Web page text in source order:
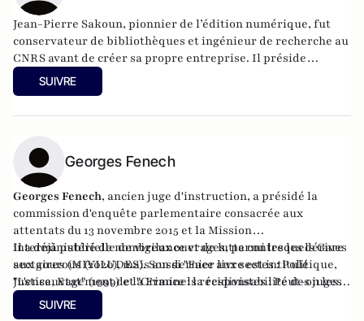
Jean-Pierre Sakoun, pionnier de l’édition numérique, fut
conservateur de bibliothèques et ingénieur de recherche au
CNRS avant de créer sa propre entreprise. Il préside
l’association Unité Laïque. Il est à l’origine de l’initiative
pour l’entrée de Missak Manouchian au Panthéon. Il est
SUIVRE
Georges Fenech
Georges Fenech, ancien juge d'instruction, a présidé la
commission d'enquête parlementaire consacrée aux
attentats du 13 novembre 2015 et la Mission
interministérielle de vigilance et de lutte contre les dérives
sectaires (MIVILUDES). Son dernier livre est intitulé
"L'ensauvagement de la France : la responsabilité des juges
et des politiques" (2023) aux éditions du Rocher.
Il a déjà publié de nombreux ouvrages, parmi lesquels Gare
aux gourous (2020), mais aussi "Face aux sectes : Politique,
Justice, Etat" (1999) et "Criminels récidivistes : Peut-on les
laisser sortir ?
" (2007).
SUIVRE